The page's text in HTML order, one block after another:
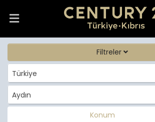
Filtreler
Türkiye
Aydın
Konum